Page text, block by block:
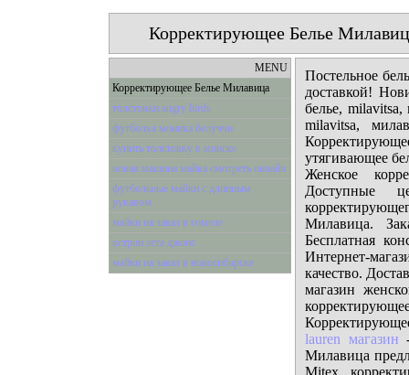
Корректирующее Белье
MENU
Корректирующее Белье Милавица
толстовки angry birds
футболка моника белуччи
купить толстовку в минске
новая машина майка смотреть онлайн
футбольные майки с длинным
рукавом
майки на заказ в гомеле
кєтрин зета джонс
майки на заказ в новосибирске
Постельное
доставкой!
белье,
milavitsa,
утягивающее
Женское
Доступные
Милавица.
Бесплатная
Интернет-
качество.
магазин
lauren магазин
Милавица
Mitex.